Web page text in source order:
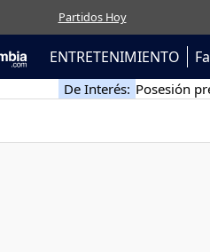
Partidos Hoy
ENTRETENIMIENTO
De Interés: Posesión